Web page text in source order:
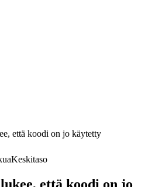
että koodi on jo käytetty
Keskitaso